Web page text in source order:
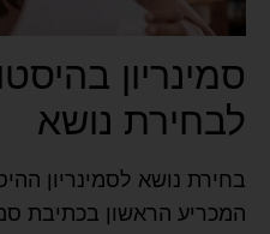
סמינריון
לבחירת נושא
בחירת נושא לסמינריון
המכריע הראשון בכתיבת